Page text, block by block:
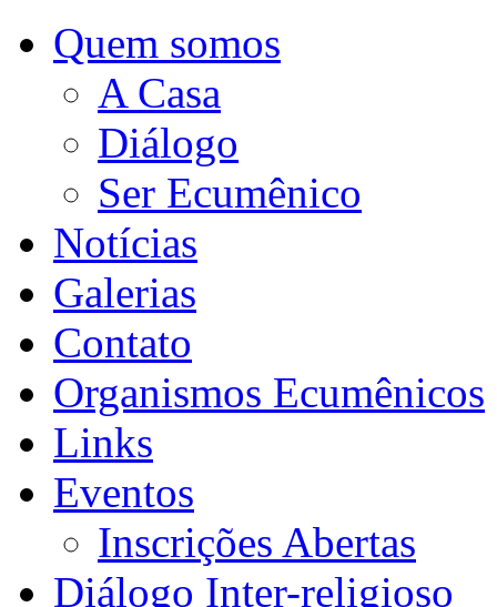
Quem somos
A Casa
Diálogo
Ser Ecumênico
Notícias
Galerias
Contato
Organismos Ecumênicos
Links
Eventos
Inscrições Abertas
Diálogo Inter-religioso